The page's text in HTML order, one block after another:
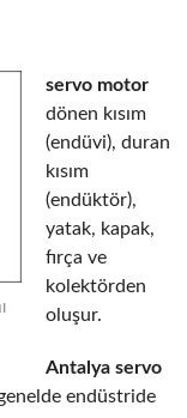
servo motor
dönen kısım
(endüvi), duran
kısım
(endüktör),
yatak, kapak,
fırça ve
kolektörden
oluşur.
Antalya servo
endüstride